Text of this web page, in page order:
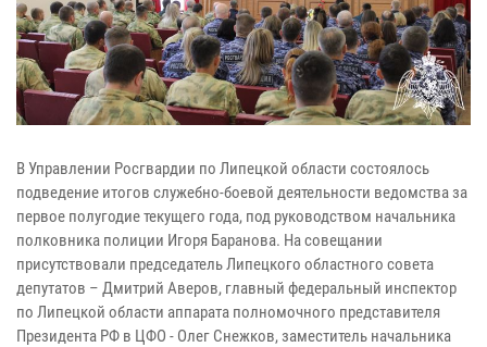
В Управлении Росгвардии по Липецкой области состоялось
подведение итогов служебно-боевой деятельности ведомства за
первое полугодие текущего года, под руководством начальника
полковника полиции Игоря Баранова. На совещании
присутствовали председатель Липецкого областного совета
депутатов – Дмитрий Аверов, главный федеральный инспектор
по Липецкой области аппарата полномочного представителя
Президента РФ в ЦФО - Олег Снежков, заместитель начальника